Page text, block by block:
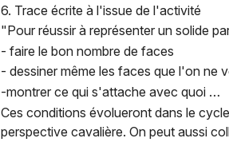
6. Trace écrite à l'issue de l'activité
"Pour réussir à représenter un solide
- faire le bon nombre de faces
- dessiner même les faces que l'on ne
-montrer ce qui s'attache avec quoi …
Ces conditions évolueront dans le
perspective cavalière. On peut aussi